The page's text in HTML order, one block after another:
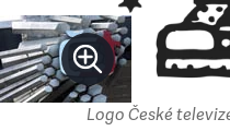
Logo České